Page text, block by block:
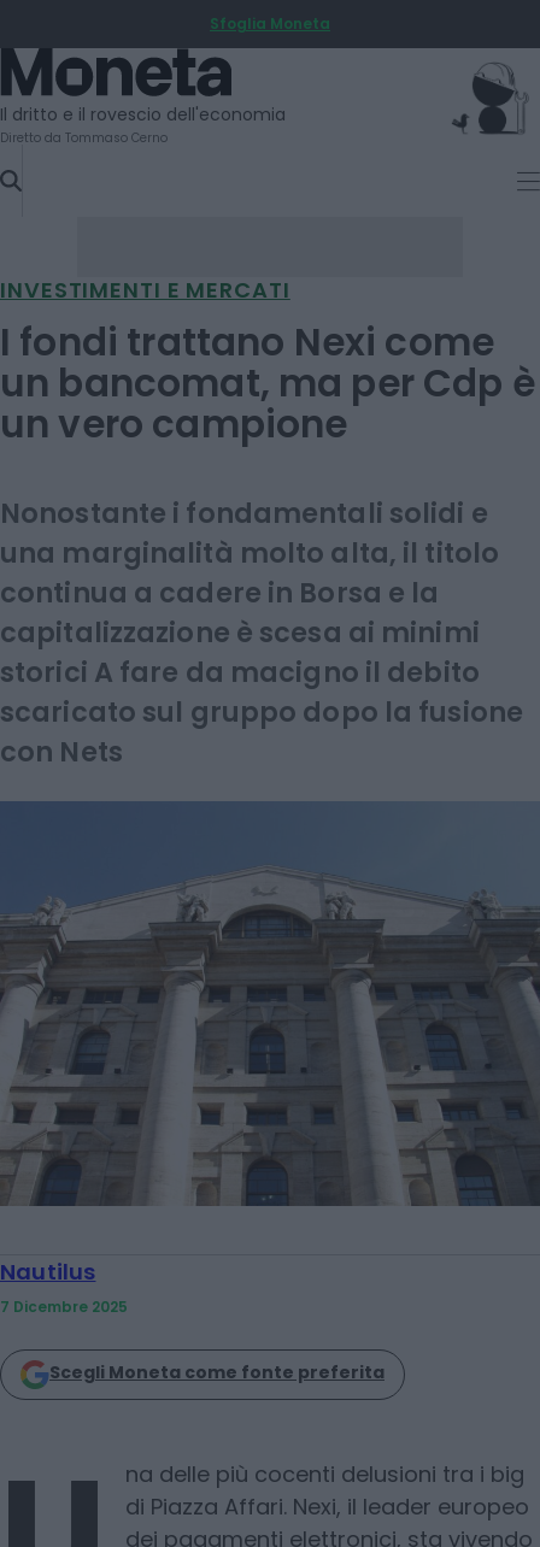
TO
CONTENT
Sfoglia Moneta
Moneta
Il dritto e il rovescio dell'economia
Diretto da Tommaso Cerno
INVESTIMENTI E MERCATI
I fondi trattano Nexi come
un bancomat, ma per Cdp è
un vero campione
Nonostante i fondamentali solidi e
una marginalità molto alta, il titolo
continua a cadere in Borsa e la
capitalizzazione è scesa ai minimi
storici A fare da macigno il debito
scaricato sul gruppo dopo la fusione
con Nets
Nautilus
7 Dicembre 2025
Scegli Moneta come fonte preferita
na delle più cocenti delusioni tra i big
di Piazza Affari. Nexi, il leader europeo
dei pagamenti elettronici, sta vivendo